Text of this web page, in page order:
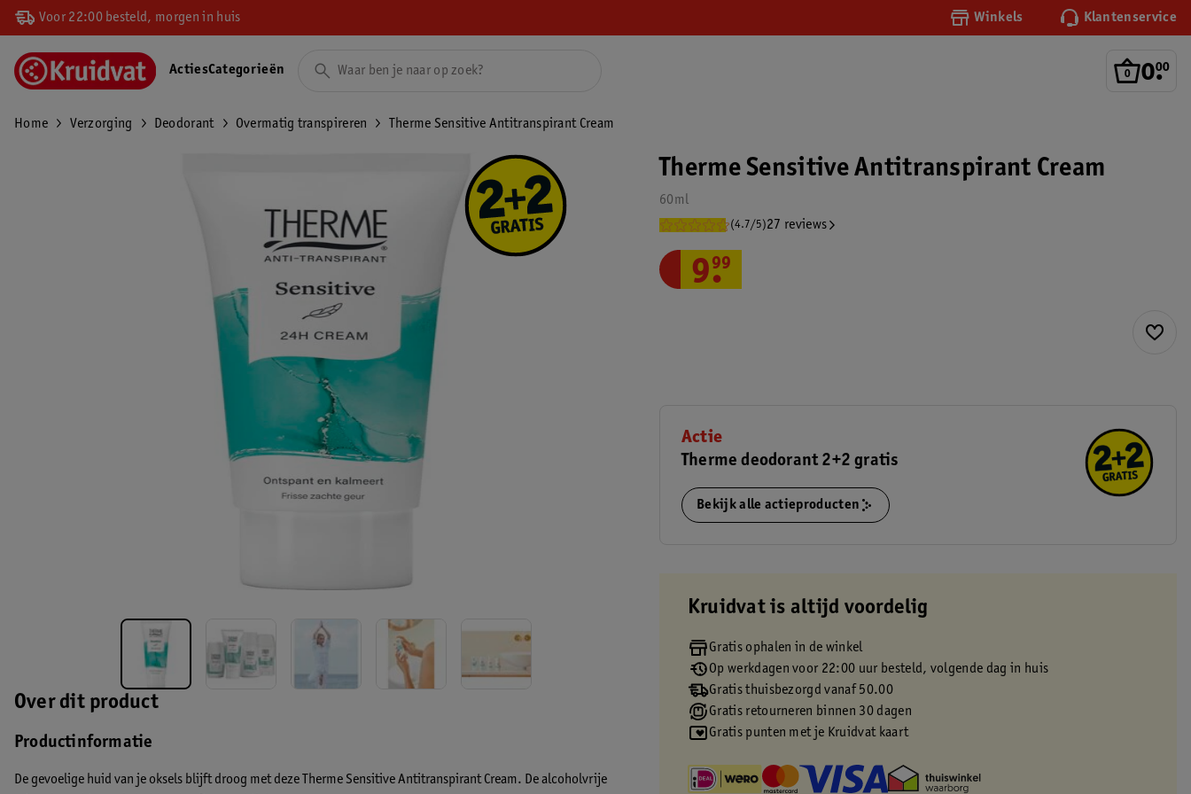
Voor 22:00 besteld, morgen in huis Winkels Klantenservice
0.
00
ActiesCategorieën
Home Verzorging Deodorant Overmatig transpireren Therme Sensitive Antitranspirant Cream
Over dit product
Productinformatie
De gevoelige huid van je oksels blijft droog met deze Therme Sensitive Antitranspirant Cream. De alcoholvrije
Therme Sensitive Antitranspirant Cream
60ml
(4.7/5)27 reviews
9.
99
Actie
Therme deodorant 2+2 gratis
Bekijk alle actieproducten
Kruidvat is altijd voordelig
Gratis ophalen in de winkel
Op werkdagen voor 22:00 uur besteld, volgende dag in huis
Gratis thuisbezorgd vanaf 50.00
Gratis retourneren binnen 30 dagen
Gratis punten met je Kruidvat kaart